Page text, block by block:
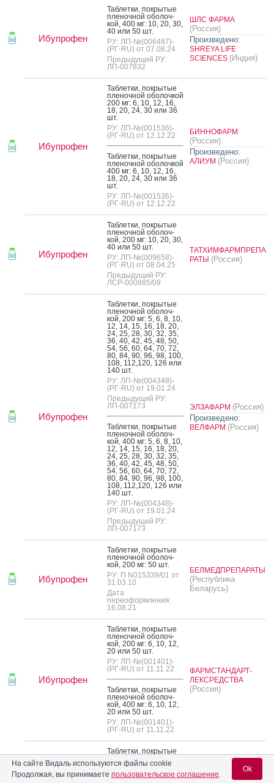
Ибупрофен
Таб­летки, пок­ры­тые
пле­ноч­ной обо­лоч­
кой, 400 мг: 10, 20, 30,
40 или 50 шт.
РУ: ЛП-№(006487)-
(РГ-RU) от 07.08.24
Предыдущий РУ:
ЛП-007832
ШЛС ФАРМА
(Россия)
Произведено:
SHREYA LIFE
SCIENCES (Индия)
Ибупрофен
Таб­летки, пок­ры­тые
пле­ноч­ной обо­лоч­кой
200 мг: 6, 10, 12, 16,
18, 20, 24, 30 или 36
шт.
РУ: ЛП-№(001536)-
(РГ-RU) от 12.12.22
Таб­летки, пок­ры­тые
пле­ноч­ной обо­лоч­кой
400 мг: 6, 10, 12, 16,
18, 20, 24, 30 или 36
шт.
РУ: ЛП-№(001536)-
(РГ-RU) от 12.12.22
БИННОФАРМ
(Россия)
Произведено:
АЛИУМ (Россия)
Ибупрофен
Таб­летки, пок­ры­тые
пле­ноч­ной обо­лоч­
кой, 200 мг: 10, 20, 30,
40 или 50 шт.
РУ: ЛП-№(009658)-
(РГ-RU) от 08.04.25
Предыдущий РУ:
ЛСР-000885/09
ТАТХИМФАРМПРЕПА
РАТЫ (Россия)
Ибупрофен
Таб­летки, пок­ры­тые
пле­ноч­ной обо­лоч­
кой, 200 мг: 5, 6, 8, 10,
12, 14, 15, 16, 18, 20,
24, 25, 28, 30, 32, 35,
36, 40, 42, 45, 48, 50,
54, 56, 60, 64, 70, 72,
80, 84, 90, 96, 98, 100,
108, 112,120, 126 или
140 шт.
РУ: ЛП-№(004348)-
(РГ-RU) от 19.01.24
Предыдущий РУ:
ЛП-007173
Таб­летки, пок­ры­тые
пле­ноч­ной обо­лоч­
кой, 400 мг: 5, 6, 8, 10,
12, 14, 15, 16, 18, 20,
24, 25, 28, 30, 32, 35,
36, 40, 42, 45, 48, 50,
54, 56, 60, 64, 70, 72,
80, 84, 90, 96, 98, 100,
108, 112,120, 126 или
140 шт.
РУ: ЛП-№(004348)-
(РГ-RU) от 19.01.24
Предыдущий РУ:
ЛП-007173
ЭЛЗАФАРМ (Россия)
Произведено:
ВЕЛФАРМ (Россия)
Ибупрофен
Таб­летки, пок­ры­тые
пле­ноч­ной обо­лоч­
кой, 200 мг: 50 шт.
РУ: П N015339/01 от
31.03.10
Дата
переоформления:
16.08.21
БЕЛМЕДПРЕПАРАТЫ
(Республика
Беларусь)
Ибупрофен
Таб­летки, пок­ры­тые
пле­ноч­ной обо­лоч­
кой, 200 мг: 6, 10, 12,
20 или 50 шт.
РУ: ЛП-№(001401)-
(РГ-RU) от 11.11.22
Таб­летки, пок­ры­тые
пле­ноч­ной обо­лоч­
кой, 400 мг: 6, 10, 12,
20 или 50 шт.
РУ: ЛП-№(001401)-
(РГ-RU) от 11.11.22
ФАРМСТАНДАРТ-
ЛЕКСРЕДСТВА
(Россия)
Таб­летки, пок­ры­тые
пле­ноч­ной обо­лоч­кой
200 мг: 20, 50 или 100
шт.
(Россия)
контакты:
На сайте Видаль используются файлы cookie
Продолжая, вы принимаете пользовательское соглашение.
Ok